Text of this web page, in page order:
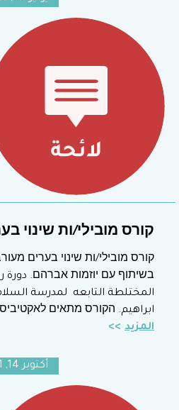
קורס מובילי/ות שינוי
קורס מובילי/ות שינוי בערים
בשיתוף עם יוזמות אברהם. دورة
المختلطة التابعه لمدرسة
ابراهيم. הקורס מתאים
المزيد
أكتوبر 14, 2021